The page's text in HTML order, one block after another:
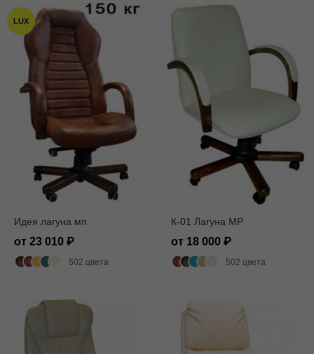
LUX
Идея лагуна мп
от 23 010
502 цвета
К-01 Лагуна MP
от 18 000
502 цвета